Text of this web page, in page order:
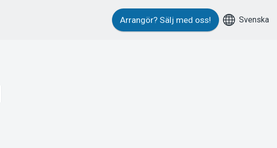
Arrangör? Sälj med oss! Svenska